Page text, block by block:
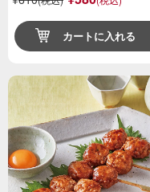
カートに入れる